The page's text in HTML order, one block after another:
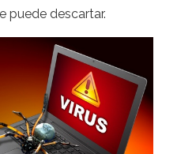
puede descartar.